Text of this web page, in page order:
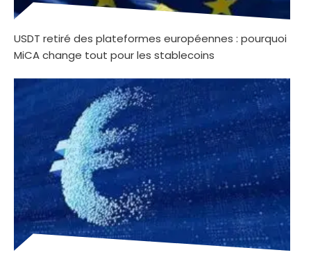
USDT retiré des plateformes européennes : pourquoi
MiCA change tout pour les stablecoins